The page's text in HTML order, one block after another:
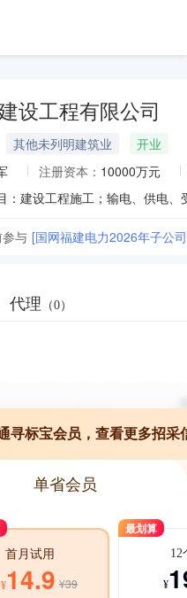
设工程有限公司
其他未列明建筑业
开业
注册资本： 10000万元
参与 [国网福建电力2026年子公
代理 （0）
寻标宝会员，查看更多招采
单省会员
首月试用
¥14.9 ¥39
最划算
12
¥